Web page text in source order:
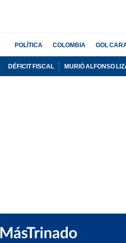
POLÍTICA COLOMBIA GOL
DÉFICIT FISCAL MURIÓ ALFONSO